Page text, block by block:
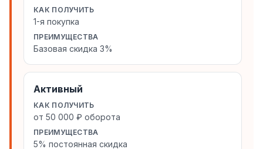
КАК ПОЛУЧИТЬ
1-я покупка
ПРЕИМУЩЕСТВА
Базовая скидка 3%
Активный
КАК ПОЛУЧИТЬ
от 50 000 ₽ оборота
ПРЕИМУЩЕСТВА
5% постоянная скидка